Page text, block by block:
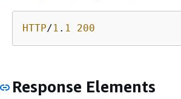
HTTP/1 . 1 200
Response Elements